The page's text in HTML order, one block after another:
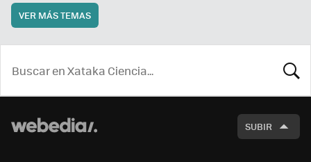
VER MÁS TEMAS
SUBIR